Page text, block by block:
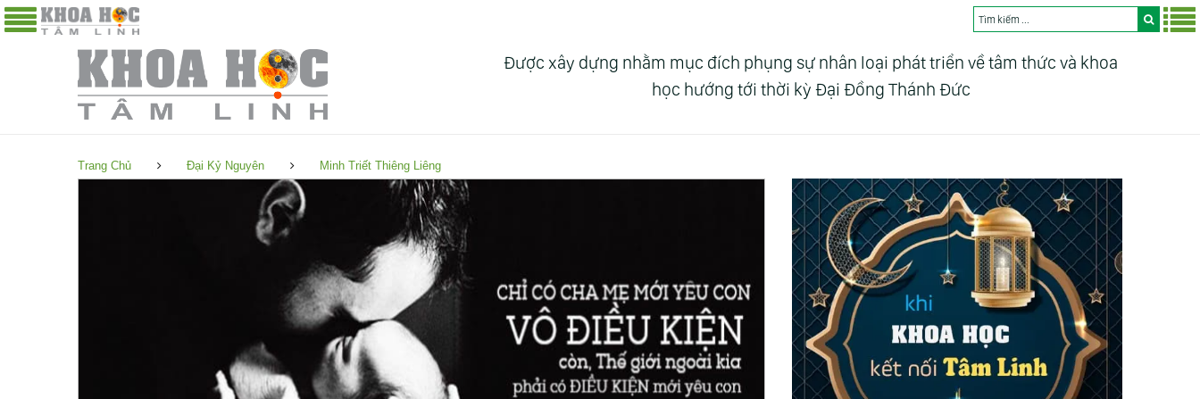
Được xây dựng nhằm mục đích phụng sự nhân loại phát triển về tâm thức và khoa
học hướng tới thời kỳ Đại Đồng Thánh Đức
Trang Chủ Đại Kỷ Nguyên Minh Triết Thiêng Liêng